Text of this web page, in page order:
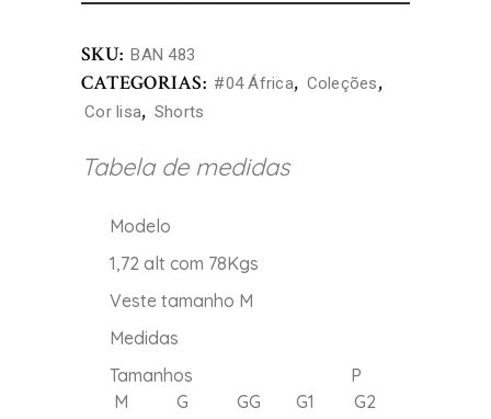
SKU: BAN 483
CATEGORIAS: #04 África, Coleções,
Cor lisa, Shorts
Tabela de medidas
Modelo
1,72 alt com 78Kgs
Veste tamanho M
Medidas
Tamanhos P
M G GG G1 G2